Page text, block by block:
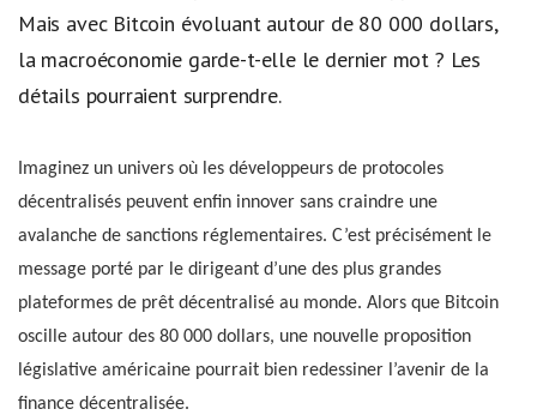
Mais avec Bitcoin évoluant autour de 80 000 dollars,
la macroéconomie garde-t-elle le dernier mot ? Les
détails pourraient surprendre.
Imaginez un univers où les développeurs de protocoles
décentralisés peuvent enfin innover sans craindre une
avalanche de sanctions réglementaires. C’est précisément le
message porté par le dirigeant d’une des plus grandes
plateformes de prêt décentralisé au monde. Alors que Bitcoin
oscille autour des 80 000 dollars, une nouvelle proposition
législative américaine pourrait bien redessiner l’avenir de la
finance décentralisée.